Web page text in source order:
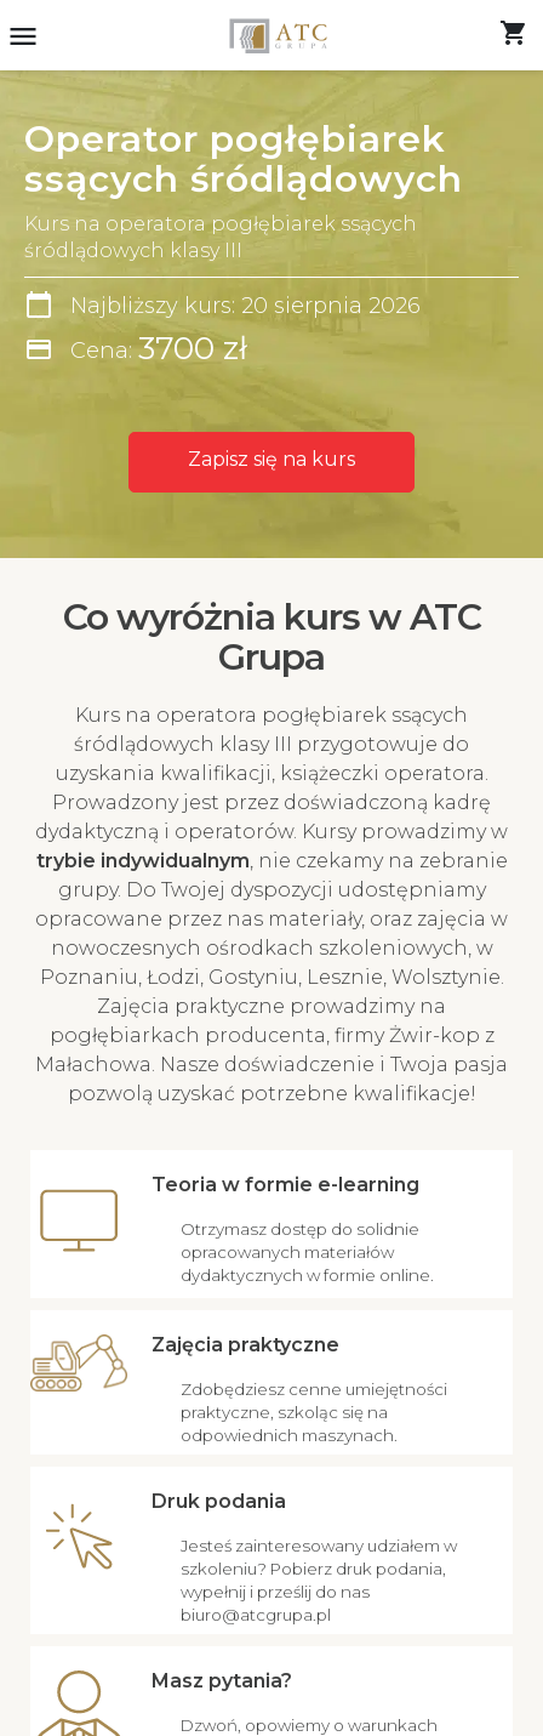
menu shopping_cart
Operator pogłębiarek
ssących śródlądowych
Kurs na operatora pogłębiarek ssących
śródlądowych klasy III
calendar_today Najbliższy kurs: 20 sierpnia 2026
credit_card Cena: 3700 zł
Zapisz się na kurs
Co wyróżnia kurs w ATC
Grupa
Kurs na operatora pogłębiarek ssących
śródlądowych klasy III przygotowuje do
uzyskania kwalifikacji, książeczki operatora.
Prowadzony jest przez doświadczoną kadrę
dydaktyczną i operatorów. Kursy prowadzimy w
trybie indywidualnym , nie czekamy na zebranie
grupy. Do Twojej dyspozycji udostępniamy
opracowane przez nas materiały, oraz zajęcia w
nowoczesnych ośrodkach szkoleniowych, w
Poznaniu, Łodzi, Gostyniu, Lesznie, Wolsztynie.
Zajęcia praktyczne prowadzimy na
pogłębiarkach producenta, firmy Żwir-kop z
Małachowa. Nasze doświadczenie i Twoja pasja
pozwolą uzyskać potrzebne kwalifikacje!
Teoria w formie e-learning
Otrzymasz dostęp do solidnie
opracowanych materiałów
dydaktycznych w formie online.
Zajęcia praktyczne
Zdobędziesz cenne umiejętności
praktyczne, szkoląc się na
odpowiednich maszynach.
Druk podania
Jesteś zainteresowany udziałem w
szkoleniu? Pobierz druk podania,
wypełnij i prześlij do nas
biuro@atcgrupa.pl
Masz pytania?
Dzwoń, opowiemy o warunkach